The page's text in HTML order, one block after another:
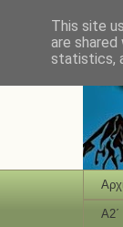
This site
are
statistics,